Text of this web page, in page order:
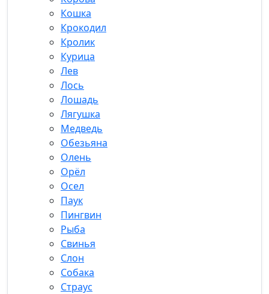
Кошка
Крокодил
Кролик
Курица
Лев
Лось
Лошадь
Лягушка
Медведь
Обезьяна
Олень
Орёл
Осел
Паук
Пингвин
Рыба
Свинья
Слон
Собака
Страус